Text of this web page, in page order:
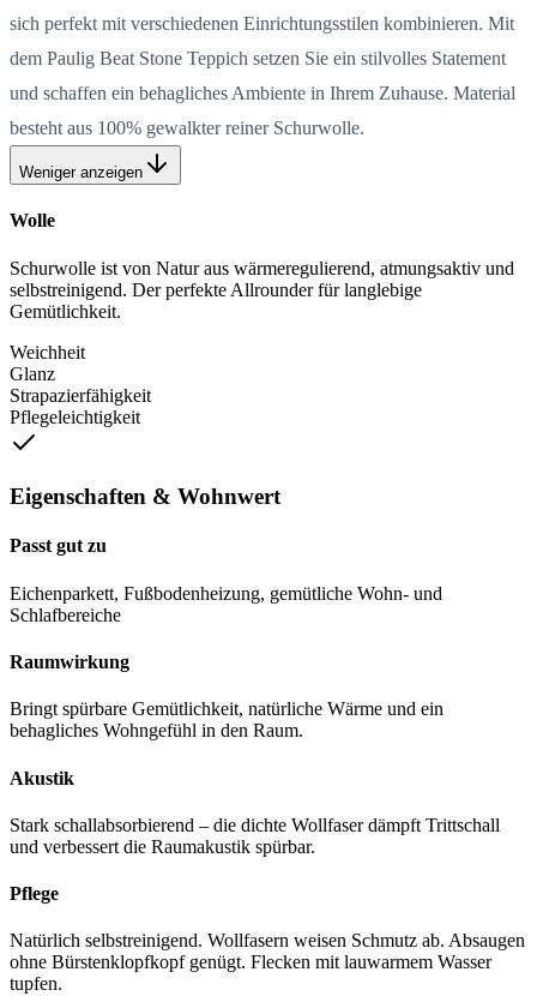
sich perfekt mit verschiedenen Einrichtungsstilen kombinieren. Mit
dem Paulig Beat Stone Teppich setzen Sie ein stilvolles Statement
und schaffen ein behagliches Ambiente in Ihrem Zuhause. Material
besteht aus 100% gewalkter reiner Schurwolle.
Weniger anzeigen
Wolle
Schurwolle ist von Natur aus wärmeregulierend, atmungsaktiv und
selbstreinigend. Der perfekte Allrounder für langlebige
Gemütlichkeit.
Weichheit
Glanz
Strapazierfähigkeit
Pflegeleichtigkeit
Eigenschaften & Wohnwert
Passt gut zu
Eichenparkett, Fußbodenheizung, gemütliche Wohn- und
Schlafbereiche
Raumwirkung
Bringt spürbare Gemütlichkeit, natürliche Wärme und ein
behagliches Wohngefühl in den Raum.
Akustik
Stark schallabsorbierend – die dichte Wollfaser dämpft Trittschall
und verbessert die Raumakustik spürbar.
Pflege
Natürlich selbstreinigend. Wollfasern weisen Schmutz ab. Absaugen
ohne Bürstenklopfkopf genügt. Flecken mit lauwarmem Wasser
tupfen.